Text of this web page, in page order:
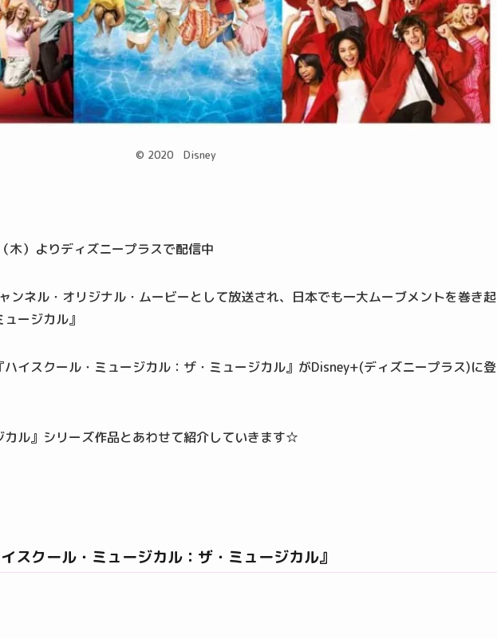
© 2020 Disney
）よりディズニープラスで配信中
ンネル・オリジナル・ムービーとして放送され、日本でも一大ムーブメントを巻き起
ージカル』
イスクール・ミュージカル：ザ・ミュージカル』がDisney+(ディズニープラス)に登
カル』シリーズ作品とあわせて紹介していきます☆
スクール・ミュージカル：ザ・ミュージカル』